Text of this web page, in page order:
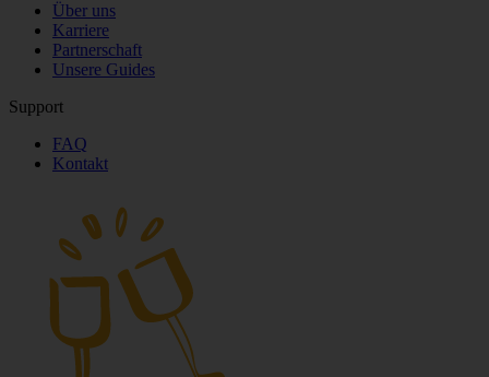
Über uns
Karriere
Partnerschaft
Unsere Guides
Support
FAQ
Kontakt